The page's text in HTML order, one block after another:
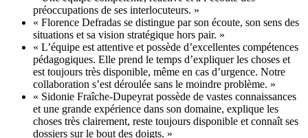
préoccupations de ses interlocuteurs. »
« Florence Defradas se distingue par son écoute, son sens des
situations et sa vision stratégique hors pair. »
« L’équipe est attentive et possède d’excellentes compétences
pédagogiques. Elle prend le temps d’expliquer les choses et
est toujours très disponible, même en cas d’urgence. Notre
collaboration s’est déroulée sans le moindre problème. »
« Sidonie Fraîche-Dupeyrat possède de vastes connaissances
et une grande expérience dans son domaine, explique les
choses très clairement, reste toujours disponible et connaît ses
dossiers sur le bout des doigts. »